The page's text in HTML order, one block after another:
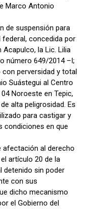
Marco Antonio
de suspensión para
concedida por
la Lic. Lilia
número 649/2014 –I;
perversidad y total
Suástegui al Centro
Noroeste en Tepic,
alta peligrosidad. Es
para castigar y
condiciones en que
afectación al derecho
artículo 20 de la
detenido sin poder
con sus
dicho mecanismo
el Gobierno del